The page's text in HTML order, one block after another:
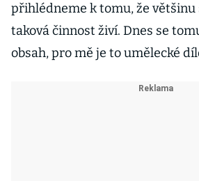
přihlédneme k tomu, že většinu
taková činnost živí. Dnes se
obsah, pro mě je to umělecké